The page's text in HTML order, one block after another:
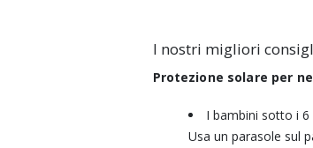
I nostri migliori
Protezione solare per
I bambini sotto i
Usa un parasole sul